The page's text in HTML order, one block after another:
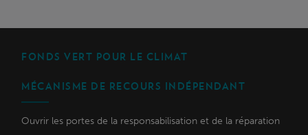
FONDS VERT POUR LE CLIMAT
MÉCANISME DE RECOURS INDÉPENDANT
Ouvrir les portes de la responsabilisation et de la réparation